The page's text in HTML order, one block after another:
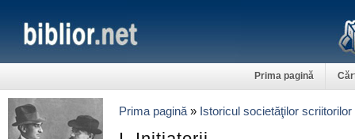
Prima pagină
Prima pagină » Istoricul societăţilor scriitorilor